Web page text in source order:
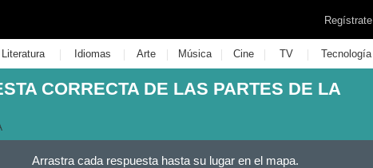
Regístrate
Literatura | Idiomas | Arte | Música | Cine | TV | Tecnología
CORRECTA DE LAS PARTES DE LA
Arrastra cada respuesta hasta su lugar en el mapa.